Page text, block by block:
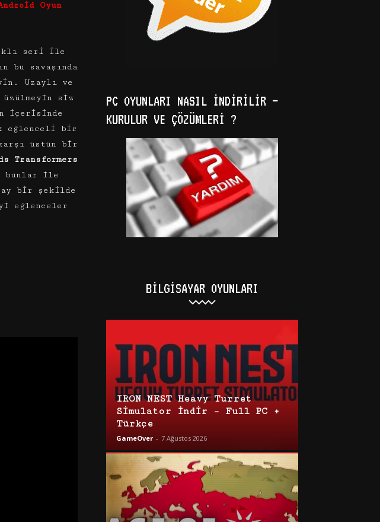
Oyun
seri ile
bu savaşında
Uzaylı ve
siz
içerisinde
eğlenceli bir
üstün bir
Transformers
bunlar ile
bir şekilde
eğlenceler
PC OYUNLARI NASIL İNDIRILIR –
KURULUR VE ÇÖZÜMLERI ?
BILGISAYAR OYUNLARI
IRON NEST Heavy Turret
Simulator İndir – Full PC +
Türkçe
GameOver - 7 Ağustos 2026